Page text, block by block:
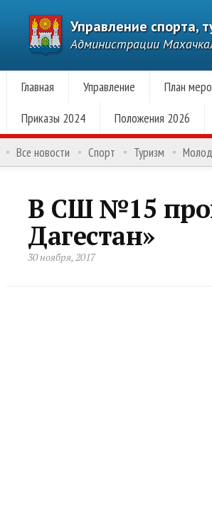
Управление спорта,
Администрации
Главная Управление План
Приказы 2024
Положения 2026
Все новости Спорт Туризм
В СШ №15
Дагестан»
30 ноября, 2017